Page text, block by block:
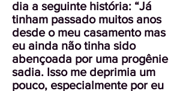
dia a seguinte história: “Já
tinham passado muitos anos
desde o meu casamento mas
eu ainda não tinha sido
abençoada por uma progênie
sadia. Isso me deprimia um
pouco, especialmente por eu